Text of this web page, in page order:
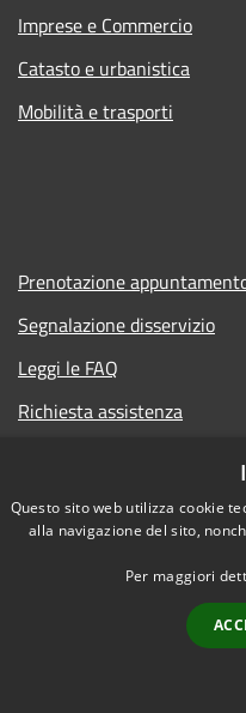
Imprese e Commercio
Catasto e urbanistica
Mobilità e trasporti
Prenotazione
Segnalazione disservizio
Leggi le FAQ
Richiesta assistenza
Questo sito web utilizza cookie
alla navigazione del sito,
Per maggiori